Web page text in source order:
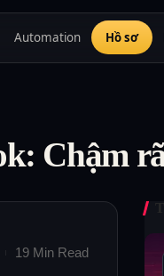
Automation Hồ sơ
Chậm
19 Min Read